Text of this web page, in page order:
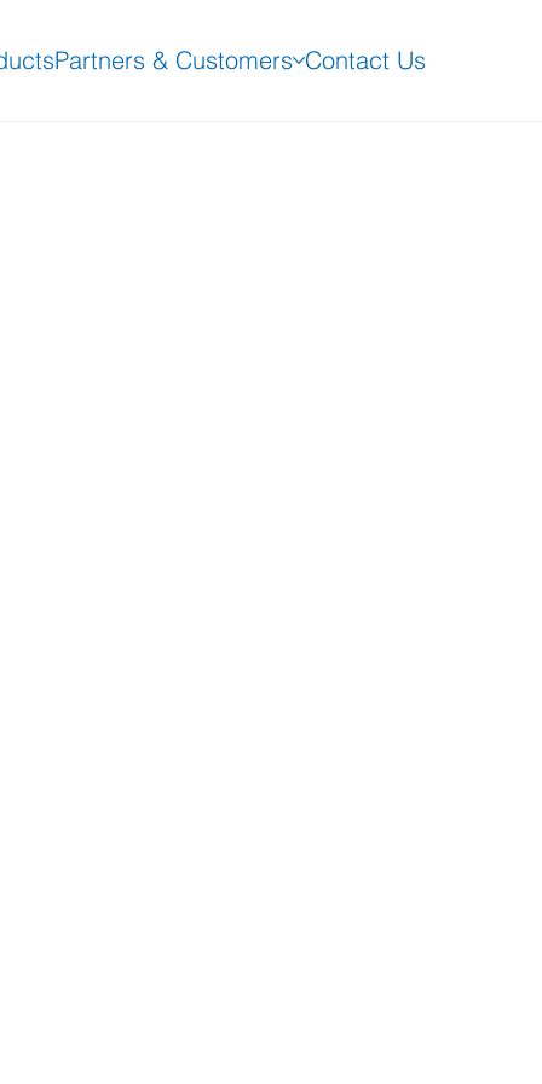
Partners & Customers Contact Us